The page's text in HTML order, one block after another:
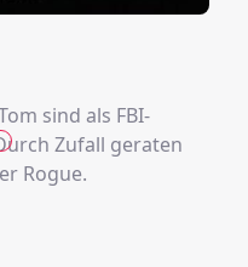
sind als FBI-
Zufall geraten
Rogue.